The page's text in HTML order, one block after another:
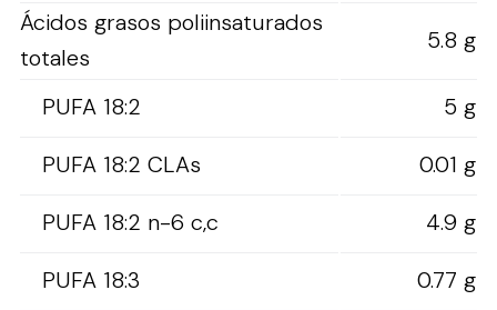
Ácidos grasos poliinsaturados
totales
5.8 g
PUFA 18:2
5 g
PUFA 18:2 CLAs
0.01 g
PUFA 18:2 n-6 c,c
4.9 g
PUFA 18:3
0.77 g